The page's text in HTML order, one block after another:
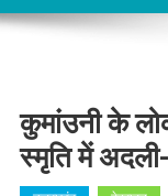
कुमांउनी के
स्मृति में